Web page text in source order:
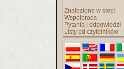
Znalezione w sieci
Współpraca
Pytania i odpowiedzi
Listy od czytelników